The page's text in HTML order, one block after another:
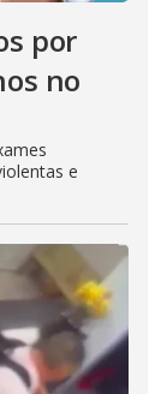
por
no
e